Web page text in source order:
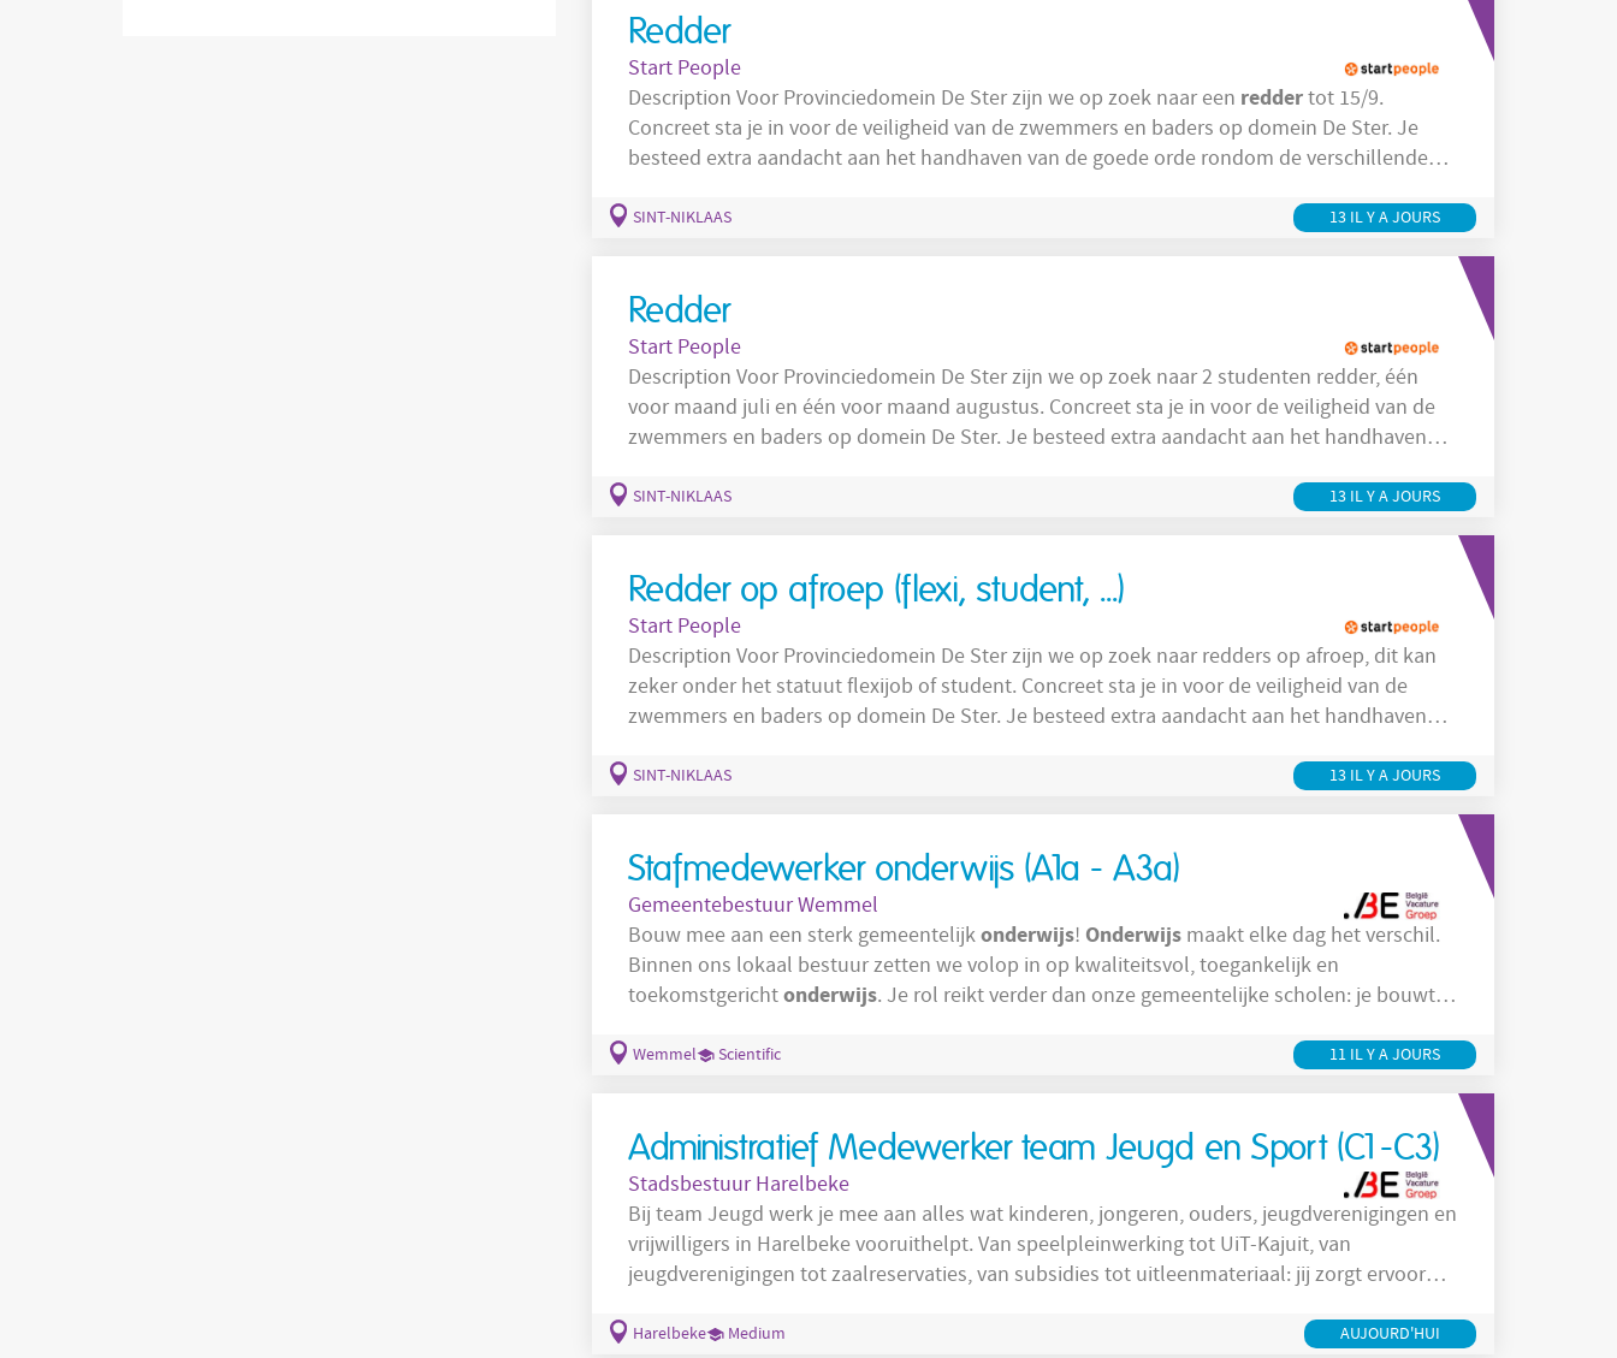
Redder
Start People
Description Voor Provinciedomein De Ster zijn we op zoek naar een reddertot 15/9.
Concreet sta je in voor de veiligheid van de zwemmers en baders op domein De Ster. Je
besteed extra aandacht aan het handhaven van de goede orde rondom de verschillende
klanten in de verschillende zwemzones op De Ster zodat de klanten op een veilige en
SINT-NIKLAAS 13 IL Y A JOURS
Redder
Start People
Description Voor Provinciedomein De Ster zijn we op zoek naar 2 studenten redder, één
voor maand juli en één voor maand augustus. Concreet sta je in voor de veiligheid van de
zwemmers en baders op domein De Ster. Je besteed extra aandacht aan het handhaven
reddingsdienst en toezien op de veiligheid van de klanten in de verschillende
SINT-NIKLAAS 13 IL Y A JOURS
Redder op afroep (flexi, student, ...)
Start People
Description Voor Provinciedomein De Ster zijn we op zoek naar redders op afroep, dit kan
zeker onder het statuut flexijob of student. Concreet sta je in voor de veiligheid van de
zwemmers en baders op domein De Ster. Je besteed extra aandacht aan het handhaven
reddingsdienst en toezien op de veiligheid van de klanten in de verschillende zwemzones
SINT-NIKLAAS 13 IL Y A JOURS
Stafmedewerker onderwijs (A1a - A3a)
Gemeentebestuur Wemmel
Bouw mee aan een sterk gemeentelijkonderwijs! Onderwijsmaakt elke dag het verschil.
Binnen ons lokaal bestuur zetten we volop in op kwaliteitsvol, toegankelijk en
toekomstgerichtonderwijs. Je rol reikt verder dan onze gemeentelijke scholen: je bouwt
capaciteit en aanbod, gelijke
en maatschappelijke thema’s die
Wemmel Scientific 11 IL Y A JOURS
Administratief Medewerker team Jeugd en Sport (C1-C3)
Stadsbestuur Harelbeke
Bij team Jeugd werk je mee aan alles wat kinderen, jongeren, ouders, jeugdverenigingen en
vrijwilligers in Harelbeke vooruithelpt. Van speelpleinwerking tot UiT-Kajuit, van
jeugdverenigingen tot zaalreservaties, van subsidies tot uitleenmateriaal: jij zorgt ervoor
vaak het eerste aanspreekpunt voor ouders, jongeren, verenigingen en collega’s. Je luistert,
Harelbeke Medium AUJOURD'HUI